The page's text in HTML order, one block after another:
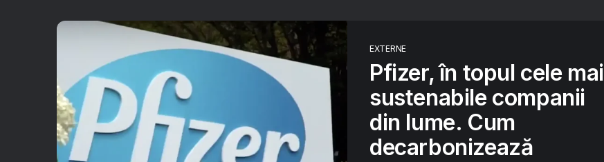
EXTERNE
Pfizer, în topul cele mai
sustenabile companii
din lume. Cum
decarbonizează